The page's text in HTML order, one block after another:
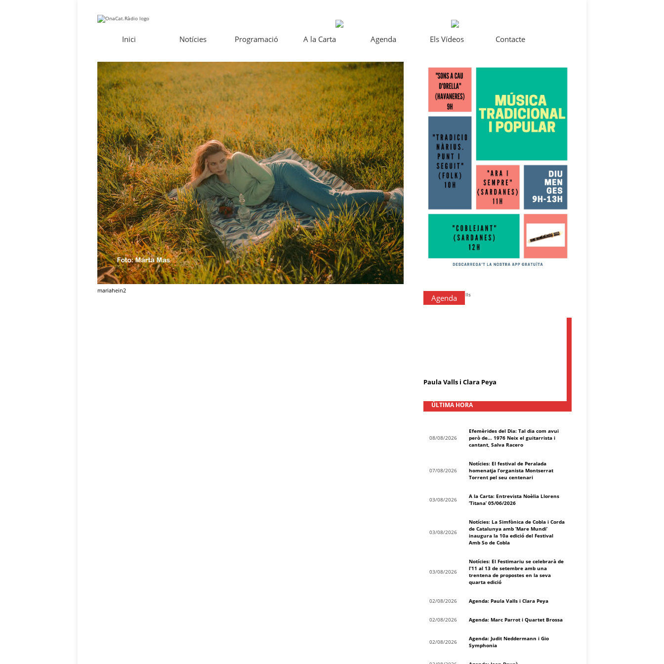
Inici Notícies Programació A la Carta Agenda Els Vídeos Contacte
mariahein2
Agenda
Paula Valls i Clara Peya
ÚLTIMA HORA
08/08/2026
Efemèrides del Dia: Tal dia com avui
però de… 1976 Neix el guitarrista i
cantant, Salva Racero
07/08/2026
Notícies: El festival de Peralada
homenatja l’organista Montserrat
Torrent pel seu centenari
03/08/2026
A la Carta: Entrevista Noèlia Llorens
‘Titana’ 05/06/2026
03/08/2026
Notícies: La Simfònica de Cobla i Corda
de Catalunya amb ‘Mare Mundi’
inaugura la 10a edició del Festival
Amb So de Cobla
03/08/2026
Notícies: El Festimariu se celebrarà de
l’11 al 13 de setembre amb una
trentena de propostes en la seva
quarta edició
02/08/2026 Agenda: Paula Valls i Clara Peya
02/08/2026 Agenda: Marc Parrot i Quartet Brossa
02/08/2026
Agenda: Judit Neddermann i Gio
Symphonia